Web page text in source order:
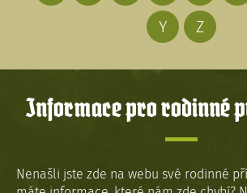
Y
Z
Informace pro rodinné
Nenašli jste zde na webu své rodinné